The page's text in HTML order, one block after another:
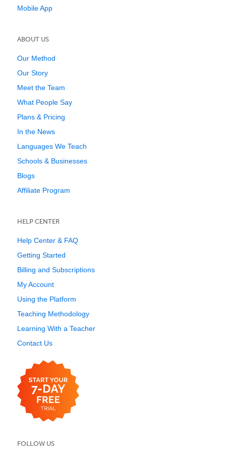
Mobile App
ABOUT US
Our Method
Our Story
Meet the Team
What People Say
Plans & Pricing
In the News
Languages We Teach
Schools & Businesses
Blogs
Affiliate Program
HELP CENTER
Help Center & FAQ
Getting Started
Billing and Subscriptions
My Account
Using the Platform
Teaching Methodology
Learning With a Teacher
Contact Us
FOLLOW US